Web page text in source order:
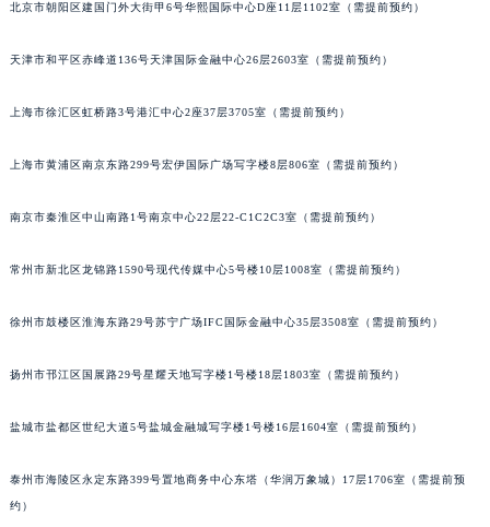
北京市朝阳区建国门外大街甲6号华熙国际中心D座11层1102室（需提前预约）
天津市和平区赤峰道136号天津国际金融中心26层2603室（需提前预约）
上海市徐汇区虹桥路3号港汇中心2座37层3705室（需提前预约）
上海市黄浦区南京东路299号宏伊国际广场写字楼8层806室（需提前预约）
南京市秦淮区中山南路1号南京中心22层22-C1C2C3室（需提前预约）
常州市新北区龙锦路1590号现代传媒中心5号楼10层1008室（需提前预约）
徐州市鼓楼区淮海东路29号苏宁广场IFC国际金融中心35层3508室（需提前预约）
扬州市邗江区国展路29号星耀天地写字楼1号楼18层1803室（需提前预约）
盐城市盐都区世纪大道5号盐城金融城写字楼1号楼16层1604室（需提前预约）
泰州市海陵区永定东路399号置地商务中心东塔（华润万象城）17层1706室（需提前预
约）